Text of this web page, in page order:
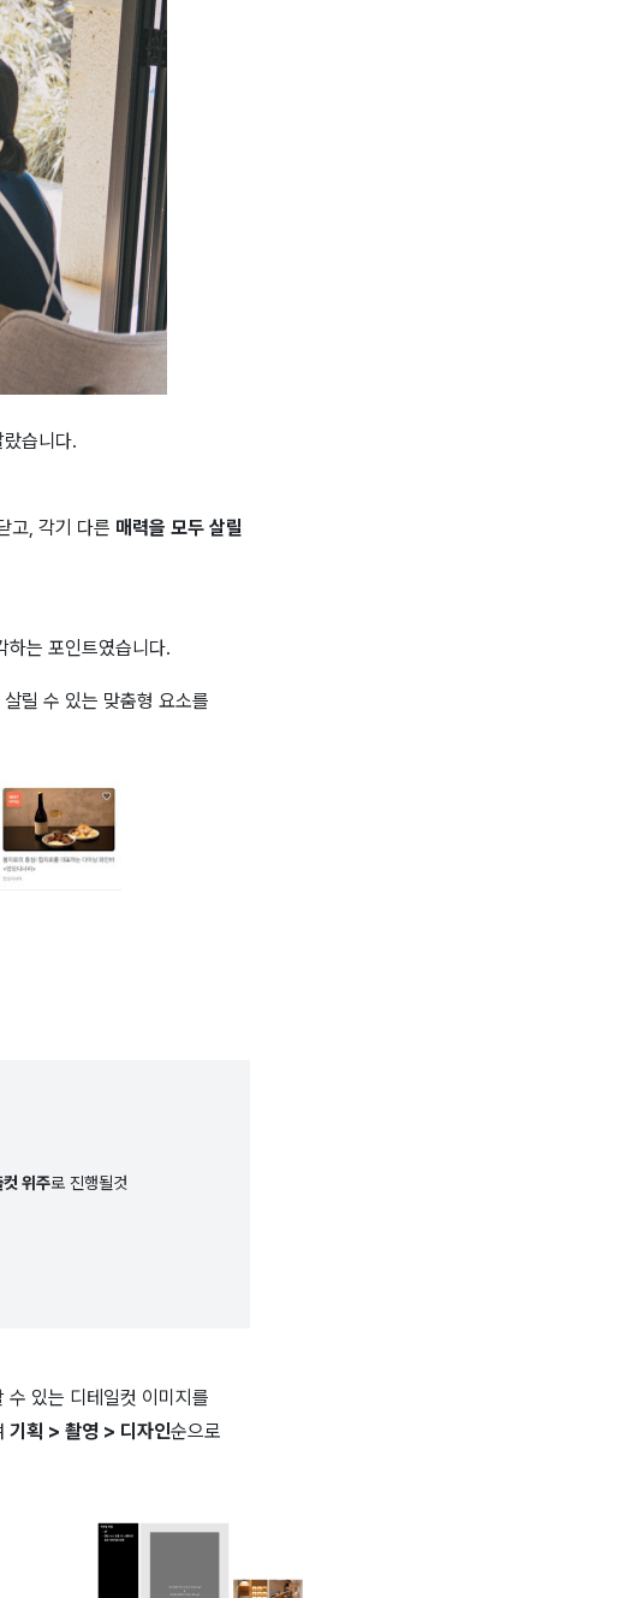
습니다.
고, 각기 다른 매력을 모두 살릴
하는 포인트였습니다.
릴 수 있는 맞춤형 요소를
위주로 진행될것
수 있는 디테일컷 이미지를
기획 > 촬영 > 디자인순으로